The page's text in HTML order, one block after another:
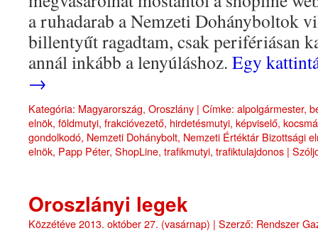
a ruhadarab a Nemzeti Dohányboltok
billentyűt ragadtam, csak perifériásan
annál inkább a lenyúláshoz. Egy
→
Kategória: Magyarország, Oroszlány | Címke: alpolgármester,
elnök, földmutyi, frakcióvezető, hirdetésmutyi, képviselő,
gondolkodó, Nemzeti Dohánybolt, Nemzeti Értéktár Bizottsági
elnök, Papp Péter, ShopLine, trafikmutyi, trafiktulajdonos |
Oroszlányi legek
Közzétéve2013. október 27. (vasárnap) | Szerző: Rendszer